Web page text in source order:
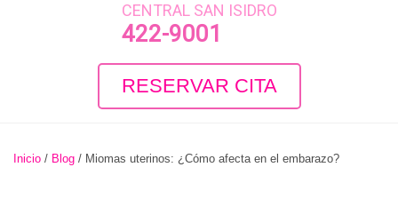
CENTRAL SAN ISIDRO
422-9001
RESERVAR CITA
Inicio / Blog / Miomas uterinos: ¿Cómo afecta en el embarazo?